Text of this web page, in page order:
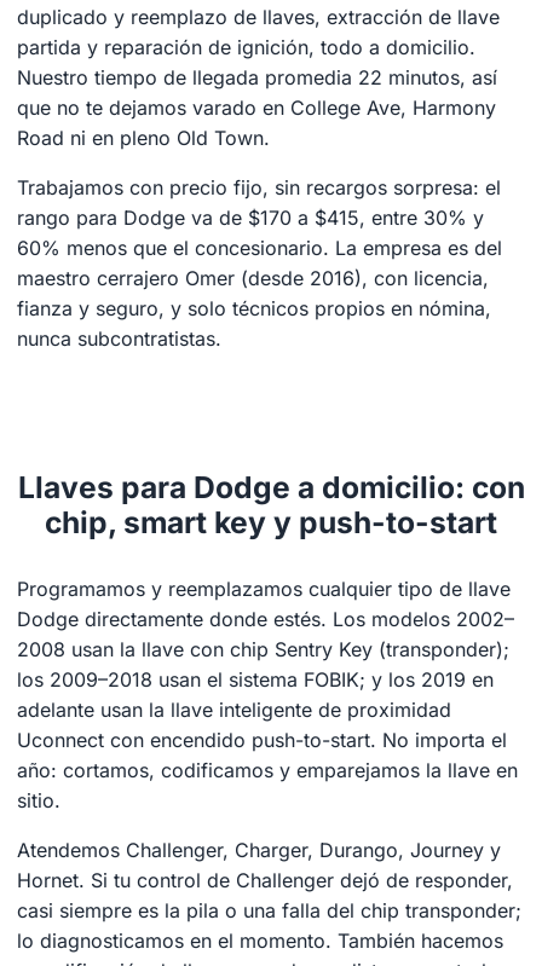
duplicado y reemplazo de llaves, extracción de llave
partida y reparación de ignición, todo a domicilio.
Nuestro tiempo de llegada promedia 22 minutos, así
que no te dejamos varado en College Ave, Harmony
Road ni en pleno Old Town.
Trabajamos con precio fijo, sin recargos sorpresa: el
rango para Dodge va de $170 a $415, entre 30% y
60% menos que el concesionario. La empresa es del
maestro cerrajero Omer (desde 2016), con licencia,
fianza y seguro, y solo técnicos propios en nómina,
nunca subcontratistas.
Llaves para Dodge a domicilio: con
chip, smart key y push-to-start
Programamos y reemplazamos cualquier tipo de llave
Dodge directamente donde estés. Los modelos 2002–
2008 usan la llave con chip Sentry Key (transponder);
los 2009–2018 usan el sistema FOBIK; y los 2019 en
adelante usan la llave inteligente de proximidad
Uconnect con encendido push-to-start. No importa el
año: cortamos, codificamos y emparejamos la llave en
sitio.
Atendemos Challenger, Charger, Durango, Journey y
Hornet. Si tu control de Challenger dejó de responder,
casi siempre es la pila o una falla del chip transponder;
lo diagnosticamos en el momento. También hacemos